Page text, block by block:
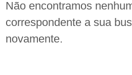
Não encontramos
correspondente a sua
novamente.